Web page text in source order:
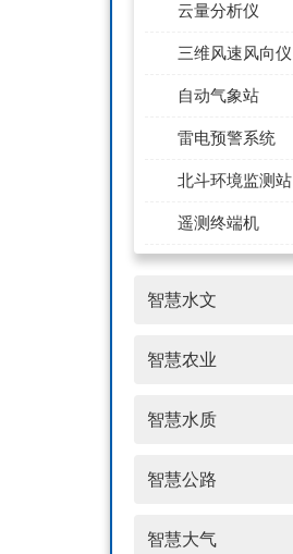
云量分析仪
三维风速风向仪
自动气象站
雷电预警系统
北斗环境监测站
遥测终端机
智慧水文
智慧农业
智慧水质
智慧公路
智慧大气